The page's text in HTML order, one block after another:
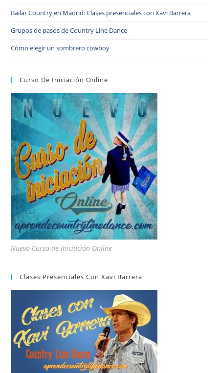
Bailar Country en Madrid: Clases presenciales con Xavi Barrera
Grupos de pasos de Country Line Dance
Cómo elegir un sombrero cowboy
Curso De Iniciación Online
Nuevo Curso de Iniciación Online
Clases Presenciales Con Xavi Barrera